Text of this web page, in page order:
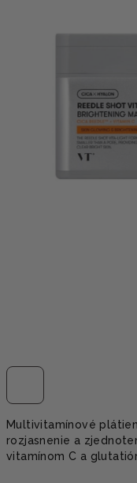
Multivitamínové
rozjasnenie a
vitamínom C a